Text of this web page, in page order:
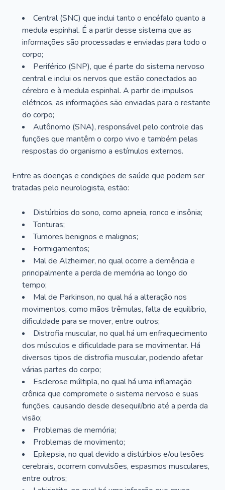
Central (SNC) que inclui tanto o encéfalo quanto a
medula espinhal. É a partir desse sistema que as
informações são processadas e enviadas para todo o
corpo;
Periférico (SNP), que é parte do sistema nervoso
central e inclui os nervos que estão conectados ao
cérebro e à medula espinhal. A partir de impulsos
elétricos, as informações são enviadas para o restante
do corpo;
Autônomo (SNA), responsável pelo controle das
funções que mantêm o corpo vivo e também pelas
respostas do organismo a estímulos externos.
Entre as doenças e condições de saúde que podem ser
tratadas pelo neurologista, estão:
Distúrbios do sono, como apneia, ronco e insônia;
Tonturas;
Tumores benignos e malignos;
Formigamentos;
Mal de Alzheimer, no qual ocorre a demência e
principalmente a perda de memória ao longo do
tempo;
Mal de Parkinson, no qual há a alteração nos
movimentos, como mãos trêmulas, falta de equilíbrio,
dificuldade para se mover, entre outros;
Distrofia muscular, no qual há um enfraquecimento
dos músculos e dificuldade para se movimentar. Há
diversos tipos de distrofia muscular, podendo afetar
várias partes do corpo;
Esclerose múltipla, no qual há uma inflamação
crônica que compromete o sistema nervoso e suas
funções, causando desde desequilíbrio até a perda da
visão;
Problemas de memória;
Problemas de movimento;
Epilepsia, no qual devido a distúrbios e/ou lesões
cerebrais, ocorrem convulsões, espasmos musculares,
entre outros;